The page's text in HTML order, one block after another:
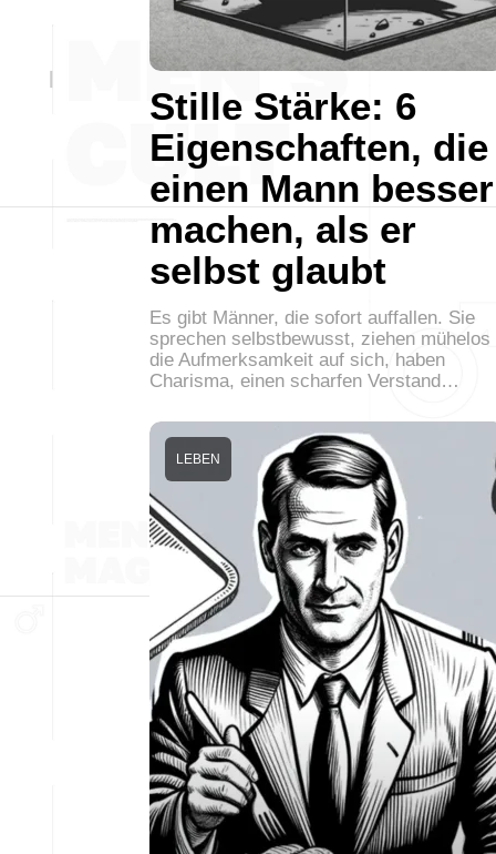
Stille Stärke: 6
Eigenschaften, die
einen Mann besser
machen, als er
selbst glaubt
Es gibt Männer, die sofort auffallen. Sie
sprechen selbstbewusst, ziehen mühelos
die Aufmerksamkeit auf sich, haben
Charisma, einen scharfen Verstand…
LEBEN